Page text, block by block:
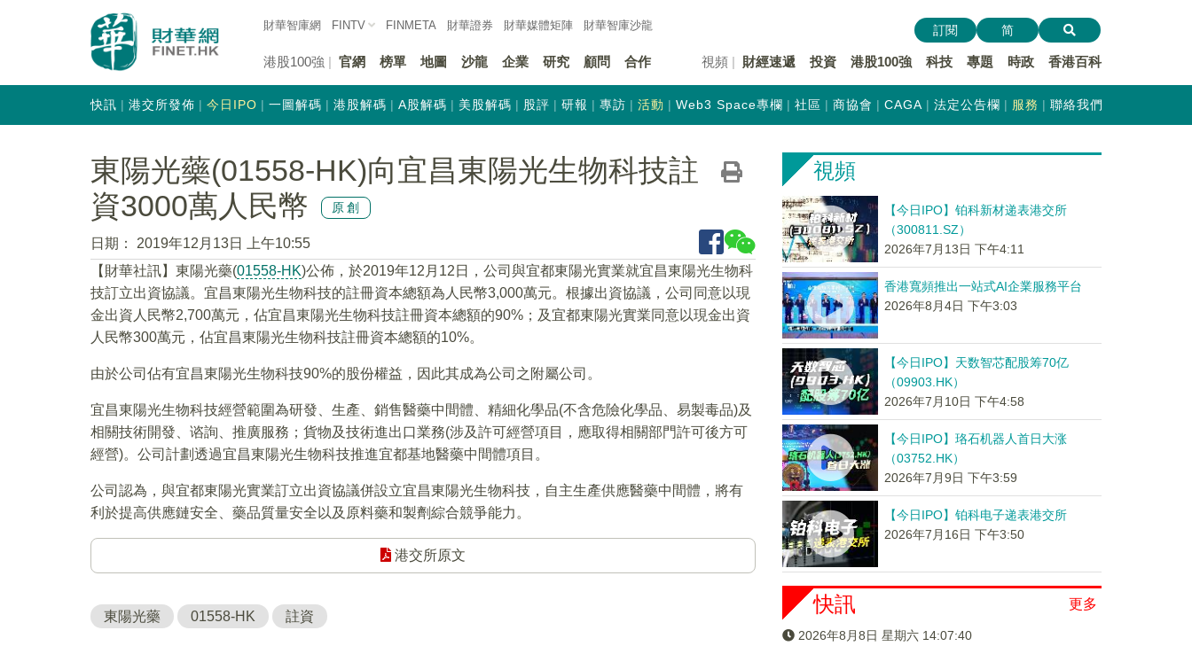
財華智庫網 FINTV FINMETA 財華證券 財華媒體矩陣 財華智庫沙龍
港股100強 官網 榜單 地圖 沙龍 企業 研究 顧問 合作 視頻 財經速遞 投資 港股100強 科技 專題 時政 香港百科
訂閱 简
快訊 港交所發佈 今日IPO 一圖解碼 港股解碼 A股解碼 美股解碼 股評 研報 專訪 活動 Web3 Space專欄 社區 商協會 CAGA 法定公告欄 服務 聯絡我們
東陽光藥(01558-HK)向宜昌東陽光生物科技註
資3000萬人民幣
原創
日期：
2019年12月13日 上午10:55
【財華社訊】東陽光藥(01558-HK)公佈，於2019年12月12日，公司與宜都東陽光實業就宜昌東陽光生物科
技訂立出資協議。宜昌東陽光生物科技的註冊資本總額為人民幣3,000萬元。根據出資協議，公司同意以現
金出資人民幣2,700萬元，佔宜昌東陽光生物科技註冊資本總額的90%；及宜都東陽光實業同意以現金出資
人民幣300萬元，佔宜昌東陽光生物科技註冊資本總額的10%。
由於公司佔有宜昌東陽光生物科技90%的股份權益，因此其成為公司之附屬公司。
宜昌東陽光生物科技經營範圍為研發、生產、銷售醫藥中間體、精細化學品(不含危險化學品、易製毒品)及
相關技術開發、谘詢、推廣服務；貨物及技術進出口業務(涉及許可經營項目，應取得相關部門許可後方可
經營)。公司計劃透過宜昌東陽光生物科技推進宜都基地醫藥中間體項目。
公司認為，與宜都東陽光實業訂立出資協議併設立宜昌東陽光生物科技，自主生產供應醫藥中間體，將有
利於提高供應鏈安全、藥品質量安全以及原料藥和製劑綜合競爭能力。
港交所原文
東陽光藥 01558-HK 註資
視頻
【今日IPO】铂科新材递表港交所
（300811.SZ）
2026年7月13日 下午4:11
香港寬頻推出一站式AI企業服務平台
2026年8月4日 下午3:03
【今日IPO】天数智芯配股筹70亿
（09903.HK）
2026年7月10日 下午4:58
【今日IPO】珞石机器人首日大涨
（03752.HK）
2026年7月9日 下午3:59
【今日IPO】铂科电子递表港交所
2026年7月16日 下午3:50
更多
快訊
2026年8月8日 星期六 14:07:41